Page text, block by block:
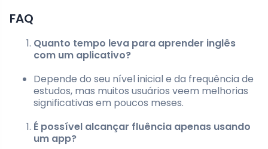
FAQ
Quanto tempo leva para aprender inglês
com um aplicativo?
Depende do seu nível inicial e da frequência de
estudos, mas muitos usuários veem melhorias
significativas em poucos meses.
É possível alcançar fluência apenas usando
um app?